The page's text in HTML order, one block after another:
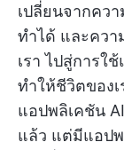
เปลี่ยนจากคว
ทำได้ และควา
เรา ไปสู่การใ
ทำให้ชีวิตของ
แอปพลิเคชัน
แล้ว แต่มีแอป